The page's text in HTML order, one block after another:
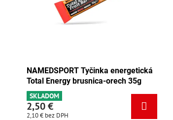
NAMEDSPORT Tyčinka
Total Energy čokoláda-marhuľa
2,10 €